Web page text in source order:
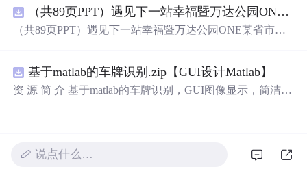
在无外部电网支撑下的自主运行能力和电能质量水平。; 适
合人群：具备电力电子、自动控制与新能源系统基础知识
的电气工程及相关专业研究生、科研人员，以及从事光伏
景及目标：①用于教学与科研中离网型光伏直流微网系统
的建模与仿真分析；②指导实际工程中48V直流微网的电
压稳定控制与储能协调管理方案设计；③为新能源微网中
构及其参数整定方法，深入理解系统在不同扰动工况下的
（共89页PPT）遇见下一站幸福暨万达公园ONE某省市热气球生活艺术节活动策划方案.pptx
（共89页PPT）遇见下一站幸福暨万达公园ONE某省市热
基于matlab的车牌识别.zip【GUI设计Matlab】
资 源 简 介 基于matlab的车牌识别，GUI图像显示，简洁明
结果。识别过程采用了高效的模板匹配算法，确保识别准
确率。此外，系统提供的文件也非常齐全，让用户可以轻
说点什么…